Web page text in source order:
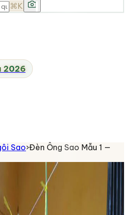
⌘K
2026
Sao›Đèn Ông Sao Mẫu 1 —